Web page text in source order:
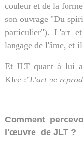
couleur et de la
son ouvrage "Du
particulier"). L'art
langage de l'âme, et
Et JLT quant à lui
Klee :"L'art ne
Comment
l'œuvre de JLT ?